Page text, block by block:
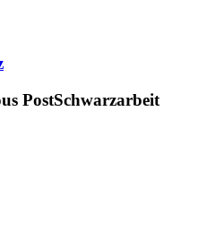
PostSchwarzarbeit